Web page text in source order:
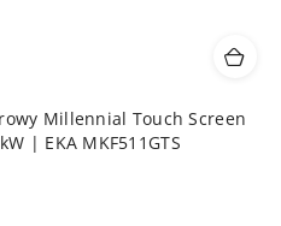
Millennial Touch Screen
| EKA MKF511GTS